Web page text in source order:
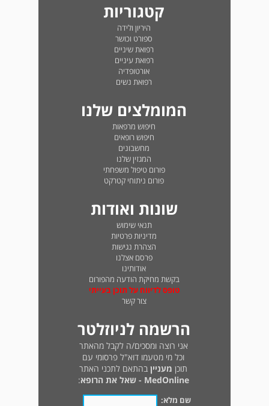
קטגוריות
היריון ולידה
ספורט וכושר
רפואת שיניים
רפואת עיניים
אורטופדיה
רפואת נשים
המומלצים שלנו
חיפוש מרפאות
חיפוש רופאים
מחשבונים
המגזין שלנו
פורום טיפול משפחתי
פורום ניתוחי קטרקט
שונות ואודות
תנאי שימוש
מדיניות פרטיות
הצהרת נגישות
פרסם אצלנו
אודותינו
בקשת מחיקת הודעה מהפורום
טופס לדיווח על תוכן בעייתי
צור קשר
הרשמה לניוזלטר
אני רוצה ומסכים/ה לקבל מהאתר
וכל מי מטעמו דוא"ל פרסומי עם
תוכן מעניין בהתאם לתכני האתר
MedOnline - שאל את הרופא
:
שם מלא: